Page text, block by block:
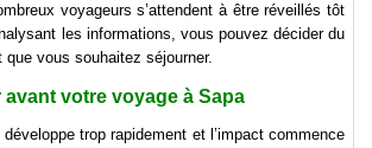
voyageurs s’attendent à être réveillés tôt
les informations, vous pouvez décider du
que vous souhaitez séjourner.
votre voyage à Sapa
trop rapidement et l’impact commence